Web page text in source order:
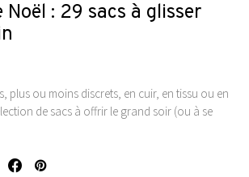
Noël : 29 sacs à glisser
plus ou moins discrets, en cuir, en tissu ou en
de sacs à offrir le grand soir (ou à se